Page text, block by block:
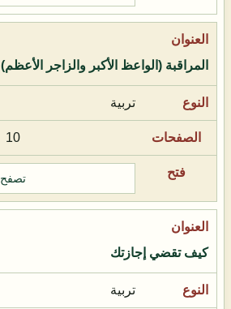
المراقبة (الواعظ الأكبر والزاجر الأعظم)
تربية
10
تصفح
كيف تقضي إجازتك
تربية